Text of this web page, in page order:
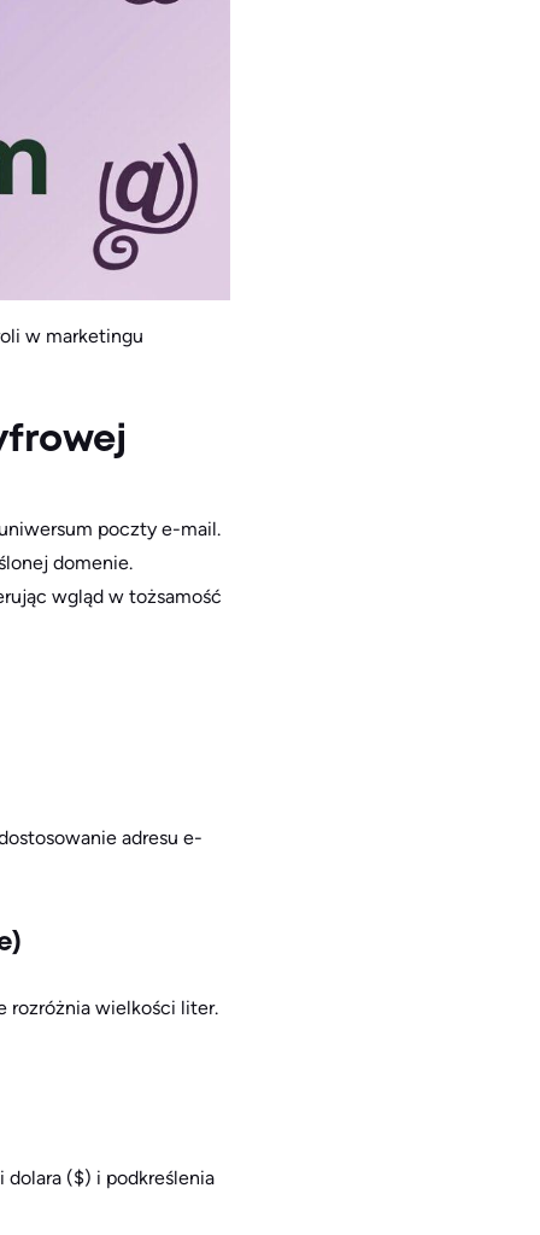
w marketingu
poczty e-mail.
domenie.
wgląd w tożsamość
adresu e-
rozróżnia wielkości liter.
($) i podkreślenia